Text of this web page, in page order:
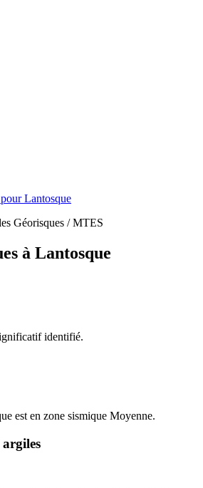
Lantosque
Géorisques / MTES
à Lantosque
identifié.
est en zone sismique Moyenne.